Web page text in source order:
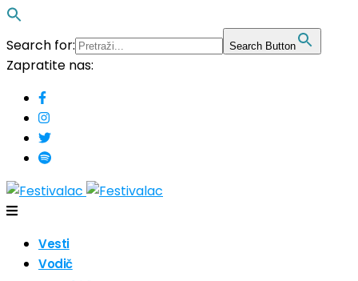
Search for: Search Button
Zapratite nas:
Vesti
Vodič